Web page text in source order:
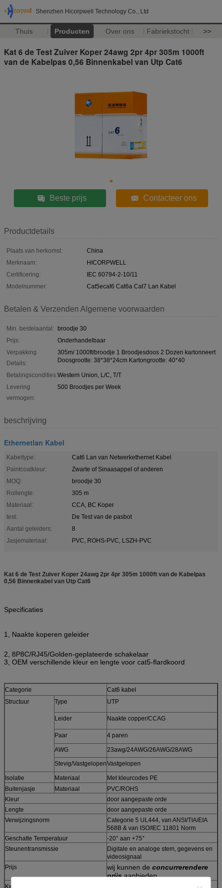
Shenzhen Hicorpwell Technology Co., Ltd
Thuis Producten Over ons Fabriekstocht >>
Kat 6 de Test Zuiver Koper 24awg 2pr 4pr 305m 1000ft
van de Kabelpas 0,56 Binnenkabel van Utp Cat6
Beste prijs Contacteer ons
Productdetails
Plaats van herkomst:
China
Merknaam:
HICORPWELL
Certificering:
IEC 60794-2-10/11
Modelnummer:
Cat5ecat6 Cat6a Cat7 Lan Kabel
Betalen & Verzenden Algemene voorwaarden
Min. bestelaantal: broodje 30
Prijs:
Onderhandelbaar
Verpakking
Details:
305m/ 1000ft/broodje 1 Broodjesdoos 2 Dozen kartonneert
Doosgrootte: 38*38*24cm Kartongrootte: 40*40
Betalingscondities:Western Union, L/C, T/T
Levering
vermogen:
500 Broodjes per Week
beschrijving
Ethernetlan Kabel
Kabeltype:
Cat6 Lan van Netwerkethernet Kabel
Paintcoatkleur:
Zwarte of Sinaasappel of anderen
MOQ:
broodje 30
Rollengte:
305 m
Materiaal:
CCA, BC Koper
test:
De Test van de pasbot
Aantal geleiders:
8
Jasjemateriaal:
PVC, ROHS-PVC, LSZH-PVC
Kat 6 de Test Zuiver Koper 24awg 2pr 4pr 305m 1000ft van de Kabelpas
0,56 Binnenkabel van Utp Cat6
Specificaties
1, Naakte koperen geleider
2, 8P8C/RJ45/Golden-geplateerde schakelaar
3, OEM verschillende kleur en lengte voor cat5-flardkoord
Categorie
Cat6 kabel
Structuur
Type UTP
Leider Naakte copper/CCAG
Paar 4 paren
AWG
23awg/24AWG/26AWG/28AWG
Stevig/VastgelopenVastgelopen
Isolatie Materiaal
Met kleurcodes PE
Buitenjasje
Materiaal
PVC/ROHS
Kleur
door aangepaste orde
Lengte
door aangepaste orde
Verwijzingsnorm
Categorie 5 UL444, van ANSI/TIA/EIA
568B & van ISO/IEC 11801 Norm
Geschatte Temperatuur
-20° aan +75°
Steunentransmissie
Digitale en analoge stem, gegevens en
videosignaal
Prijs
wij kunnen de concurrerendere
prijsaanbieden
Kwaliteit